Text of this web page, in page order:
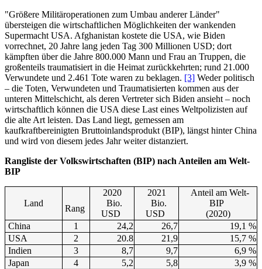
"Größere Militäroperationen zum Umbau anderer Länder"
übersteigen die wirtschaftlichen Möglichkeiten der wankenden
Supermacht USA. Afghanistan kostete die USA, wie Biden
vorrechnet, 20 Jahre lang jeden Tag 300 Millionen USD; dort
kämpften über die Jahre 800.000 Mann und Frau an Truppen, die
großenteils traumatisiert in die Heimat zurückkehrten; rund 21.000
Verwundete und 2.461 Tote waren zu beklagen. [3] Weder politisch
– die Toten, Verwundeten und Traumatisierten kommen aus der
unteren Mittelschicht, als deren Vertreter sich Biden ansieht – noch
wirtschaftlich können die USA diese Last eines Weltpolizisten auf
die alte Art leisten. Das Land liegt, gemessen am
kaufkraftbereinigten Bruttoinlandsprodukt (BIP), längst hinter China
und wird von diesem jedes Jahr weiter distanziert.
Rangliste der Volkswirtschaften (BIP) nach Anteilen am Welt-
BIP
Land
Rang
2020
Bio.
USD
2021
Bio.
USD
Anteil am Welt-
BIP
(2020)
China
1 24,2 26,7
19,1 %
USA
2 20.8 21,9
15,7 %
Indien
3 8,7 9,7
6,9 %
Japan
4 5,2 5,8
3,9 %